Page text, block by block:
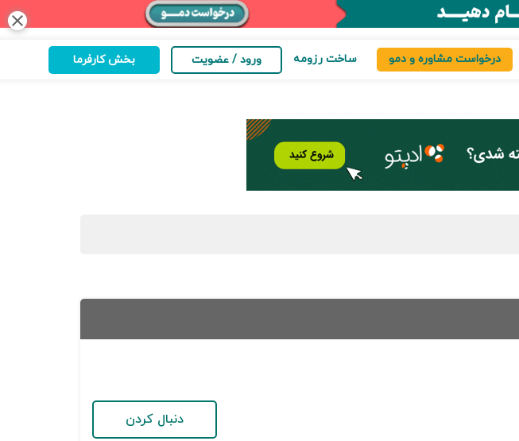
close
درخواست مشاوره و دمو ساخت رزومه ورود / عضویت بخش کارفرما
دنبال کردن